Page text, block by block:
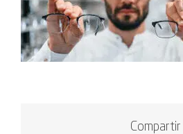
Compartir